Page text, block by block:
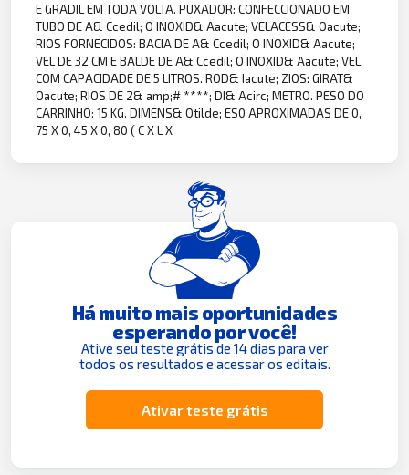
E GRADIL EM TODA VOLTA. PUXADOR: CONFECCIONADO EM
TUBO DE A& Ccedil; O INOXID& Aacute; VELACESS& Oacute;
RIOS FORNECIDOS: BACIA DE A& Ccedil; O INOXID& Aacute;
VEL DE 32 CM E BALDE DE A& Ccedil; O INOXID& Aacute; VEL
COM CAPACIDADE DE 5 LITROS. ROD& Iacute; ZIOS: GIRAT&
Oacute; RIOS DE 2& amp;# ****; DI& Acirc; METRO. PESO DO
CARRINHO: 15 KG. DIMENS& Otilde; ES0 APROXIMADAS DE 0,
75 X 0, 45 X 0, 80 ( C X L X
Há muito mais oportunidades
esperando por você!
Ative seu teste grátis de 14 dias para ver
todos os resultados e acessar os editais.
Ativar teste grátis